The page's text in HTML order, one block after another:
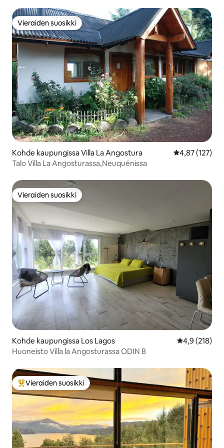
Vieraiden suosikki
Vieraiden suosikki
Kohde kaupungissa Villa La Angostura
4,87 (127)
Talo Villa La Angosturassa,Neuquénissa
Vieraiden suosikki
Vieraiden suosikki
Kohde kaupungissa Los Lagos
4,9 (218)
Huoneisto Villa la Angosturassa ODIN B
Vieraiden suosikkien parhaimmistoa
Vieraiden suosikki